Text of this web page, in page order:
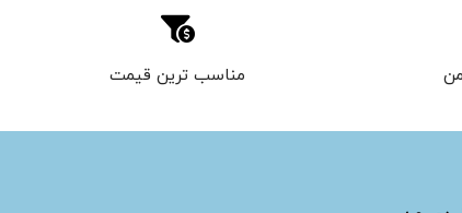
مناسب ترین قیمت